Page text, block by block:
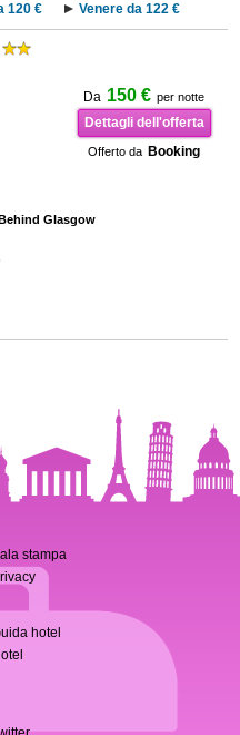
120 € Venere da 122 €
Da 150 € per notte
Dettagli dell'offerta
Offerto da Booking
Glasgow
stampa
hotel